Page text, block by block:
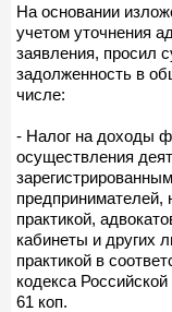
На основании
учетом уточнения
заявления, просил
задолженность в
числе:
- Налог на доходы
осуществления
предпринимателей,
практикой,
кабинеты и других
практикой в
кодекса
61 коп.